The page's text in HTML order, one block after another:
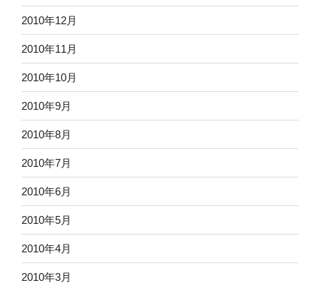
2010年12月
2010年11月
2010年10月
2010年9月
2010年8月
2010年7月
2010年6月
2010年5月
2010年4月
2010年3月